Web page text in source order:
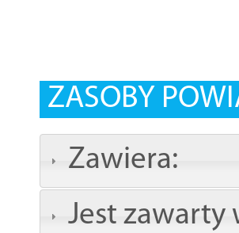
ZASOBY
Zawiera:
Jest zawarty